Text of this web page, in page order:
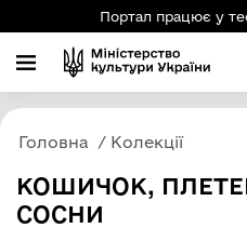
Портал працює у
Головна Колекції
КОШИЧОК,
СОСНИ